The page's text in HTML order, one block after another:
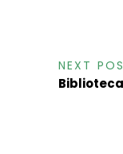
NEXT